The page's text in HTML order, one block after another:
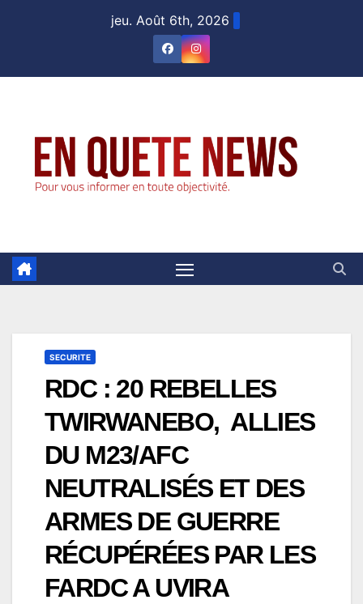
jeu. Août 6th, 2026
SECURITE
RDC : 20 REBELLES
TWIRWANEBO, ALLIES
DU M23/AFC
NEUTRALISÉS ET DES
ARMES DE GUERRE
RÉCUPÉRÉES PAR LES
FARDC A UVIRA